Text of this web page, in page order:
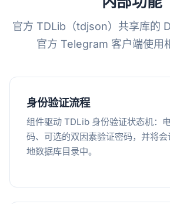
官方 TDLib（tdjson）共享库的
官方 Telegram 客户端使用
身份验证流程
组件驱动 TDLib 身份验证状态机：
码、可选的双因素验证密码，并将
地数据库目录中。